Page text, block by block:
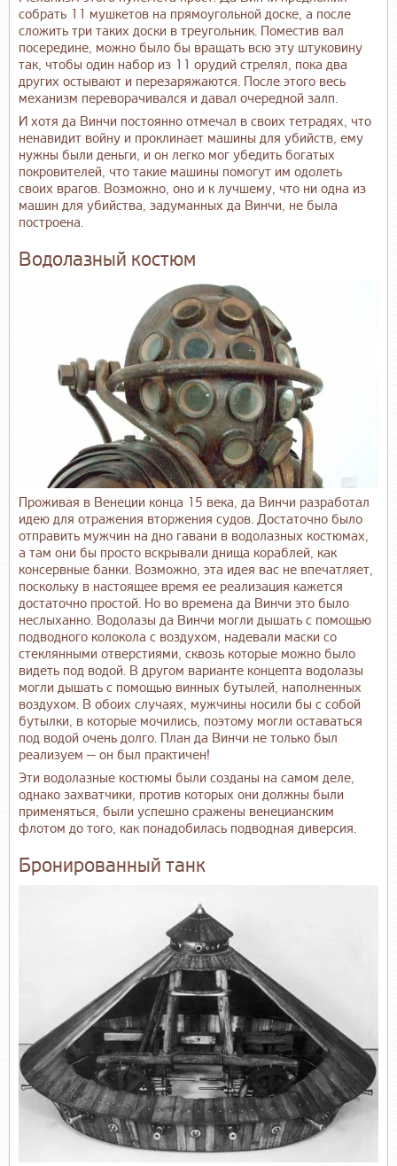
собрать 11 мушкетов на прямоугольной доске, а после
сложить три таких доски в треугольник. Поместив вал
посередине, можно было бы вращать всю эту штуковину
так, чтобы один набор из 11 орудий стрелял, пока два
других остывают и перезаряжаются. После этого весь
механизм переворачивался и давал очередной залп.
И хотя да Винчи постоянно отмечал в своих тетрадях, что
ненавидит войну и проклинает машины для убийств, ему
нужны были деньги, и он легко мог убедить богатых
покровителей, что такие машины помогут им одолеть
своих врагов. Возможно, оно и к лучшему, что ни одна из
машин для убийства, задуманных да Винчи, не была
построена.
Водолазный костюм
Проживая в Венеции конца 15 века, да Винчи разработал
идею для отражения вторжения судов. Достаточно было
отправить мужчин на дно гавани в водолазных костюмах,
а там они бы просто вскрывали днища кораблей, как
консервные банки. Возможно, эта идея вас не впечатляет,
поскольку в настоящее время ее реализация кажется
достаточно простой. Но во времена да Винчи это было
неслыханно. Водолазы да Винчи могли дышать с помощью
подводного колокола с воздухом, надевали маски со
стеклянными отверстиями, сквозь которые можно было
видеть под водой. В другом варианте концепта водолазы
могли дышать с помощью винных бутылей, наполненных
воздухом. В обоих случаях, мужчины носили бы с собой
бутылки, в которые мочились, поэтому могли оставаться
под водой очень долго. План да Винчи не только был
реализуем — он был практичен!
Эти водолазные костюмы были созданы на самом деле,
однако захватчики, против которых они должны были
применяться, были успешно сражены венецианским
флотом до того, как понадобилась подводная диверсия.
Бронированный танк